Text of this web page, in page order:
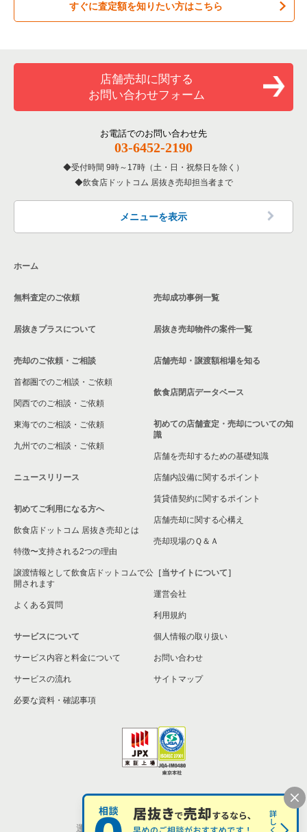
居酒屋・ダイニングバーの居抜き売却物件の案件一覧
洋食の居抜き売却物件の案件一覧
その他の居抜き売却物件の案件一覧
吹田市の飲食店の居抜き売却物件の案件一覧
大阪市東住吉区の飲食店の居抜き売却物件の案件一覧
門真市の飲食店の居抜き売却物件の案件一覧
大阪市天王寺区の飲食店の居抜き売却物件の案件一覧
高石市の飲食店の居抜き売却物件の案件一覧
大阪市鶴見区の飲食店の居抜き売却物件の案件一覧
大阪市浪速区の飲食店の居抜き売却物件の案件一覧
八尾市の飲食店の居抜き売却物件の案件一覧
大東市の飲食店の居抜き売却物件の案件一覧
箕面市の飲食店の居抜き売却物件の案件一覧
大阪市淀川区の飲食店の居抜き売却物件の案件一覧
大阪市東成区の飲食店の居抜き売却物件の案件一覧
大阪市城東区の飲食店の居抜き売却物件の案件一覧
大阪市旭区の飲食店の居抜き売却物件の案件一覧
和泉市の飲食店の居抜き売却物件の案件一覧
池田市の飲食店の居抜き売却物件の案件一覧
大阪市大正区の飲食店の居抜き売却物件の案件一覧
大阪市平野区の飲食店の居抜き売却物件の案件一覧
大阪市住吉区の飲食店の居抜き売却物件の案件一覧
柏原市の飲食店の居抜き売却物件の案件一覧
大阪府のお弁当・惣菜・デリの居抜き売却物件の案件一覧
大阪府のバーの居抜き売却物件の案件一覧
大阪府の居酒屋・ダイニングバーの居抜き売却物件の案件一覧
大阪府の和食の居抜き売却物件の案件一覧
大阪府の洋食の居抜き売却物件の案件一覧
大阪府のその他の居抜き売却物件の案件一覧
すぐに査定額を知りたい方はこちら
店舗売却に関する
お問い合わせフォーム
お電話でのお問い合わせ先
03-6452-2190
受付時間 9時～17時（土・日・祝祭日を除く）
飲食店ドットコム 居抜き売却担当者まで
メニューを表示
ホーム
無料査定のご依頼
居抜きプラスについて
売却のご依頼・ご相談
首都圏でのご相談・ご依頼
関西でのご相談・ご依頼
東海でのご相談・ご依頼
九州でのご相談・ご依頼
ニュースリリース
初めてご利用になる方へ
飲食店ドットコム 居抜き売却とは
特徴〜支持される2つの理由
譲渡情報として飲食店ドットコムで公
開されます
よくある質問
サービスについて
サービス内容と料金について
サービスの流れ
必要な資料・確認事項
売却成功事例一覧
居抜き売却物件の案件一覧
店舗売却・譲渡額相場を知る
飲食店閉店データベース
初めての店舗査定・売却についての知
識
店舗を売却するための基礎知識
店舗内設備に関するポイント
賃貸借契約に関するポイント
店舗売却に関する心構え
売却現場のＱ＆Ａ
［当サイトについて］
運営会社
利用規約
個人情報の取り扱い
お問い合わせ
サイトマップ
個人情報の取扱い
運営会社 株式会社シンクロ・フード